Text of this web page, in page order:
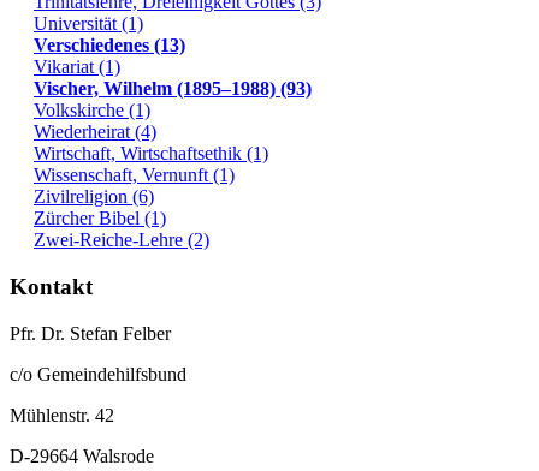
Universität (1)
Verschiedenes (13)
Vikariat (1)
Vischer, Wilhelm (1895–1988) (93)
Volkskirche (1)
Wiederheirat (4)
Wirtschaft, Wirtschaftsethik (1)
Wissenschaft, Vernunft (1)
Zivilreligion (6)
Zürcher Bibel (1)
Zwei-Reiche-Lehre (2)
Kontakt
Pfr. Dr. Stefan Felber
c/o Gemeindehilfsbund
Mühlenstr. 42
D-29664 Walsrode